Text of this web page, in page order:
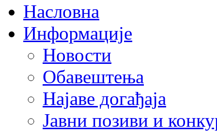
Насловна
Информације
Новости
Обавештења
Најаве догађаја
Јавни позиви и